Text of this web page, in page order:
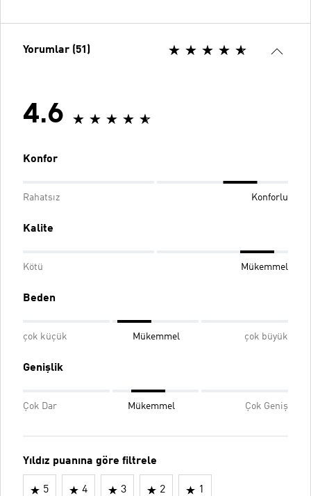
Yorumlar (51)
4.6
Konfor
Rahatsız Konforlu
Kalite
Kötü Mükemmel
Beden
çok küçük Mükemmel çok büyük
Genişlik
Çok Dar Mükemmel Çok Geniş
Yıldız puanına göre filtrele
5 4 3 2 1